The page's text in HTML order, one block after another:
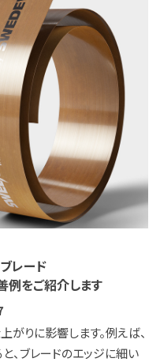
検索
EN
レード
例をご紹介します
がりに影響します。例えば、
、ブレードのエッジに細い